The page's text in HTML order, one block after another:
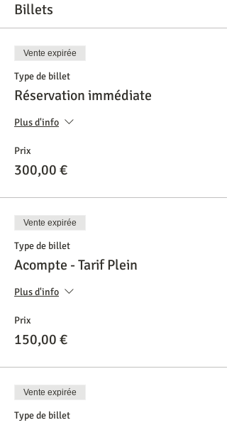
Billets
Vente expirée
Type de billet
Réservation immédiate
Plus d'info
Prix
300,00 €
Vente expirée
Type de billet
Acompte - Tarif Plein
Plus d'info
Prix
150,00 €
Vente expirée
Type de billet